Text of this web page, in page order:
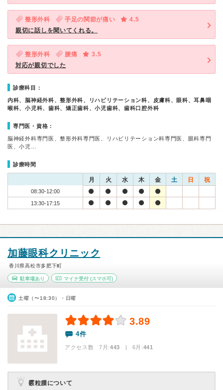
整形外科 手足の関節が痛い
4.5
親切に話しを聞いてくれる。
整形外科 腰痛
3.5
対応が親切でした
診療科目：
内科、脳神経外科、整形外科、リハビリテーション科、皮膚科、眼科、耳鼻咽
喉科、小児科、歯科、矯正歯科、小児歯科、歯科口腔外科
専門医・資格：
脳神経外科専門医、整形外科専門医、リハビリテーション科専門医、眼科専門
医、小児…
診療時間
月 火 水 木 金 土 日 祝
08:30-12:00
13:30-17:15
加藤眼科クリニック
香川県高松市多肥下町
駐車場あり マイナ受付(スマホ可)
土曜（〜18:30）・日曜
3.89
4件
アクセス数 7月:443 | 6月:441
霰粒腫について